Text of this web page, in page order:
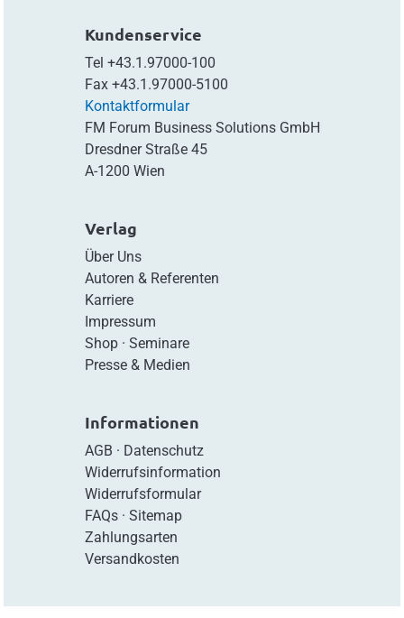
Kundenservice
Tel +43.1.97000-100
Fax +43.1.97000-5100
Kontaktformular
FM Forum Business Solutions GmbH
Dresdner Straße 45
A-1200 Wien
Verlag
Über Uns
Autoren & Referenten
Karriere
Impressum
Shop· Seminare
Presse & Medien
Informationen
AGB · Datenschutz
Widerrufsinformation
Widerrufsformular
FAQs· Sitemap
Zahlungsarten
Versandkosten